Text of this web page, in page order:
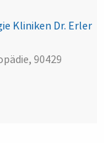
Kliniken Dr. Erler
90429